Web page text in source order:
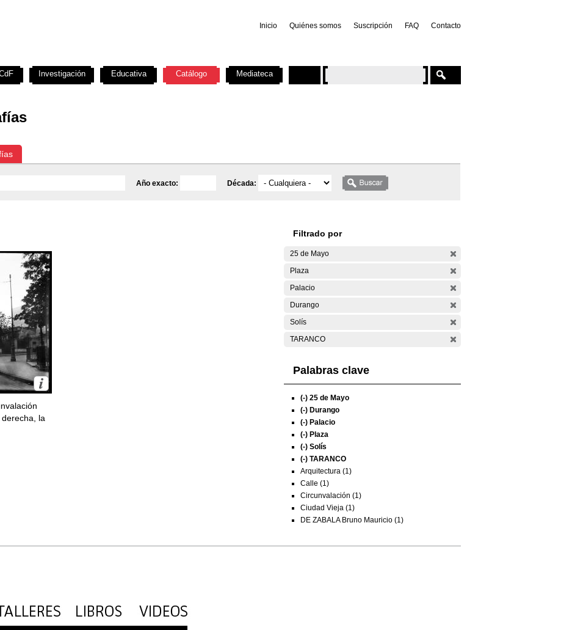
Inicio Quiénes somos Suscripción FAQ Contacto
Año exacto: Década:
la
Filtrado por
25 de Mayo
Plaza
Palacio
Durango
Solís
TARANCO
Palabras clave
(-) 25 de Mayo
(-) Durango
(-) Palacio
(-) Plaza
(-) Solís
(-) TARANCO
Arquitectura (1)
Calle (1)
Circunvalación (1)
Ciudad Vieja (1)
DE ZABALA Bruno Mauricio (1)
Investigación Educativa Catálogo Mediateca